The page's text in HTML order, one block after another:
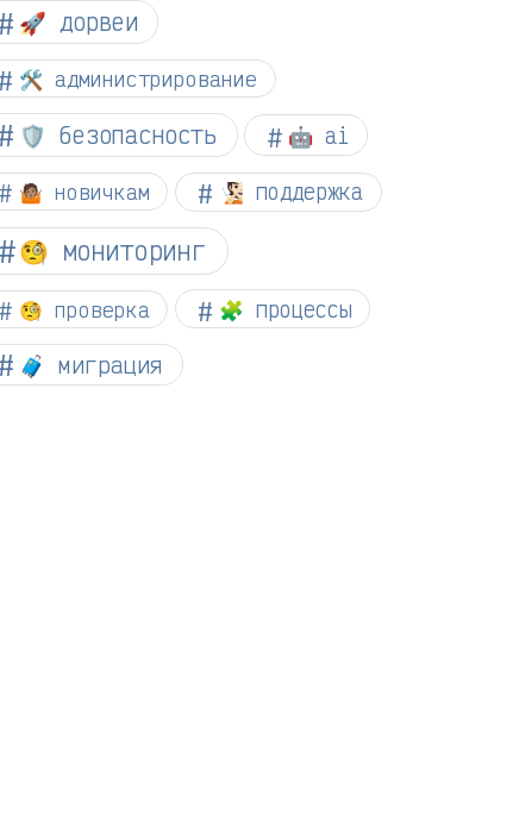
🚀 дорвеи
🛠️ администрирование
🛡️ безопасность 🤖 ai
🤷🏽 новичкам 🧏🏻 поддержка
🧐 мониторинг
🧐 проверка 🧩 процессы
🧳 миграция